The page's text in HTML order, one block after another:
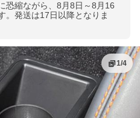
縮ながら、8月8日～8月16
。発送は17日以降となりま
1/4